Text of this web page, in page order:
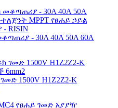
- 30A 40A 50A 60A
1500V H1Z2Z2-K